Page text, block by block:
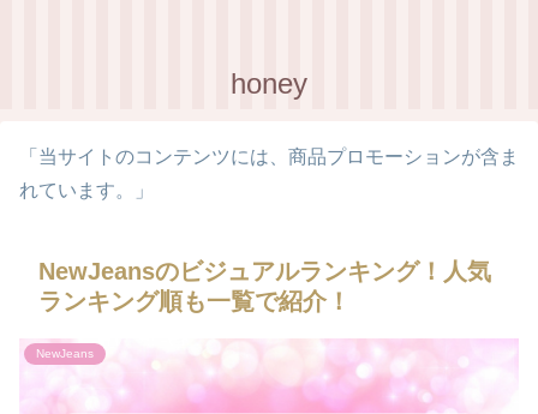
honey
「当サイトのコンテンツには、商品プロモーションが含ま
れています。」
NewJeansのビジュアルランキング！人気
ランキング順も一覧で紹介！
NewJeans